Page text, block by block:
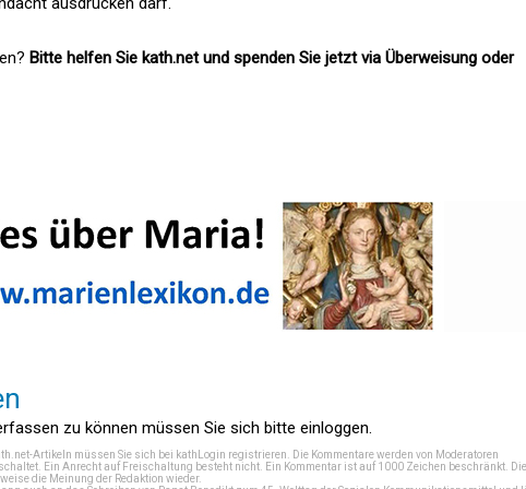
Bitte helfen Sie kath.net und spenden Sie jetzt via Überweisung oder
zu können müssen Sie sich bitte einloggen.
Artikeln müssen Sie sich bei kathLogin registrieren . Die Kommentare werden von Moderatoren
Ein Anrecht auf Freischaltung besteht nicht. Ein Kommentar ist auf 1000 Zeichen beschränkt. Die
die Meinung der Redaktion wieder.